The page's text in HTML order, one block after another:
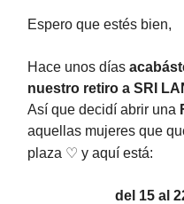
Espero que estés bien,
Hace unos días
nuestro retiro a SRI
Así que decidí abrir una
aquellas mujeres que
plaza ♡ y aquí está:
del 15 al